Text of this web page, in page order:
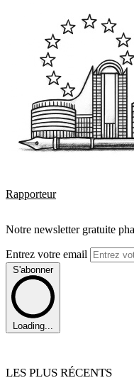
Rapporteur
Notre newsletter gratuite
Entrez votre email
S'abonner
Loading...
LES PLUS RÉCENTS